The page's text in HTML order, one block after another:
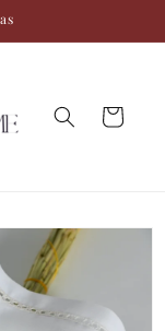
Carrito